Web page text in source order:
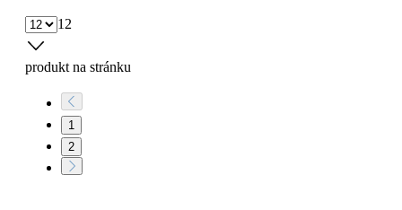
12
produkt na stránku
1
2